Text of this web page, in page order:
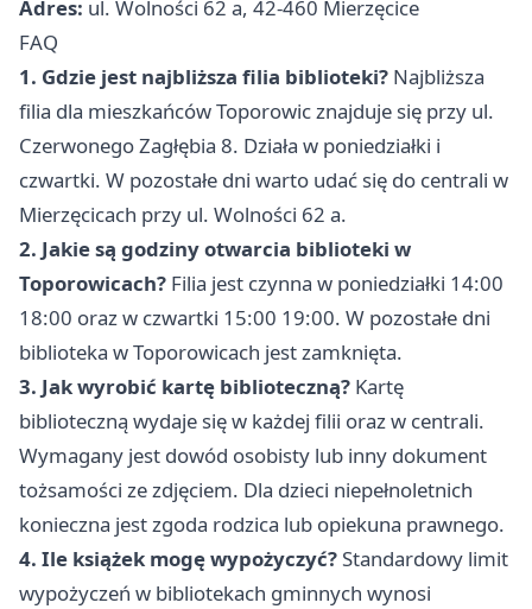
Adres: ul. Wolności 62 a, 42-460 Mierzęcice
FAQ
1. Gdzie jest najbliższa filia biblioteki? Najbliższa
filia dla mieszkańców Toporowic znajduje się przy ul.
Czerwonego Zagłębia 8. Działa w poniedziałki i
czwartki. W pozostałe dni warto udać się do centrali w
Mierzęcicach przy ul. Wolności 62 a.
2. Jakie są godziny otwarcia biblioteki w
Toporowicach? Filia jest czynna w poniedziałki 14:00
18:00 oraz w czwartki 15:00 19:00. W pozostałe dni
biblioteka w Toporowicach jest zamknięta.
3. Jak wyrobić kartę biblioteczną? Kartę
biblioteczną wydaje się w każdej filii oraz w centrali.
Wymagany jest dowód osobisty lub inny dokument
tożsamości ze zdjęciem. Dla dzieci niepełnoletnich
konieczna jest zgoda rodzica lub opiekuna prawnego.
4. Ile książek mogę wypożyczyć?Standardowy limit
wypożyczeń w bibliotekach gminnych wynosi